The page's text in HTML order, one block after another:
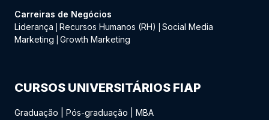
Carreiras de Negócios
Liderança
Recursos Humanos (RH)
Social Media
Marketing
Growth Marketing
CURSOS UNIVERSITÁRIOS FIAP
Graduação Pós-graduação MBA